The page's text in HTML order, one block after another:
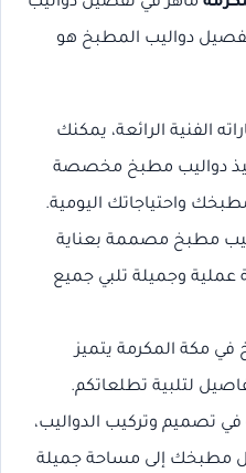
دواليب المطبخ هو
الفنية الرائعة، يمكنك
دواليب مطبخ مخصصة
واحتياجاتك اليومية.
مطبخ مصممة بعناية
وجميلة تلبي جميع
مكة المكرمة يتميز
لتلبية تطلعاتكم.
تصميم وتركيب الدواليب،
مطبخك إلى مساحة جميلة